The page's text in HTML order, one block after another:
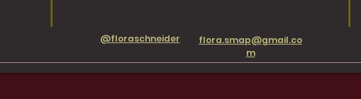
@floraschneider
flora.smap@gmail.co
m